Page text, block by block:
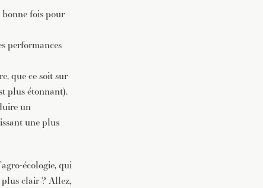
fois pour
performances
que ce soit sur
plus étonnant).
un
une plus
écologie, qui
clair ? Allez,